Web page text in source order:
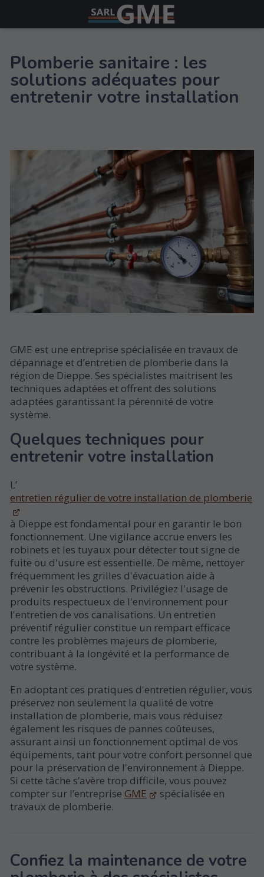
Plomberie sanitaire : les
solutions adéquates pour
entretenir votre installation
GME est une entreprise spécialisée en travaux de
dépannage et d’entretien de plomberie dans la
région de Dieppe. Ses spécialistes maitrisent les
techniques adaptées et offrent des solutions
adaptées garantissant la pérennité de votre
système.
Quelques techniques pour
entretenir votre installation
L’
entretien régulier de votre installation de plomberie
à Dieppe est fondamental pour en garantir le bon
fonctionnement. Une vigilance accrue envers les
robinets et les tuyaux pour détecter tout signe de
fuite ou d'usure est essentielle. De même, nettoyer
fréquemment les grilles d'évacuation aide à
prévenir les obstructions. Privilégiez l'usage de
produits respectueux de l'environnement pour
l'entretien de vos canalisations. Un entretien
préventif régulier constitue un rempart efficace
contre les problèmes majeurs de plomberie,
contribuant à la longévité et la performance de
votre système.
En adoptant ces pratiques d'entretien régulier, vous
préservez non seulement la qualité de votre
installation de plomberie, mais vous réduisez
également les risques de pannes coûteuses,
assurant ainsi un fonctionnement optimal de vos
équipements, tant pour votre confort personnel que
pour la préservation de l'environnement à Dieppe.
Si cette tâche s’avère trop difficile, vous pouvez
compter sur l’entreprise GME
spécialisée en
travaux de plomberie.
Confiez la maintenance de votre